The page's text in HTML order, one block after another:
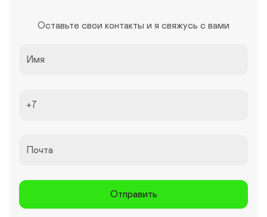
Оставьте свои контакты и я свяжусь с вами
Имя
+7
Почта
Отправить